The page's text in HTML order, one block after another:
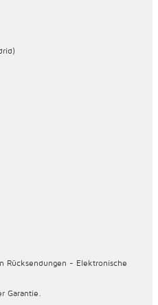
Rücksendungen - Elektronische
Garantie.